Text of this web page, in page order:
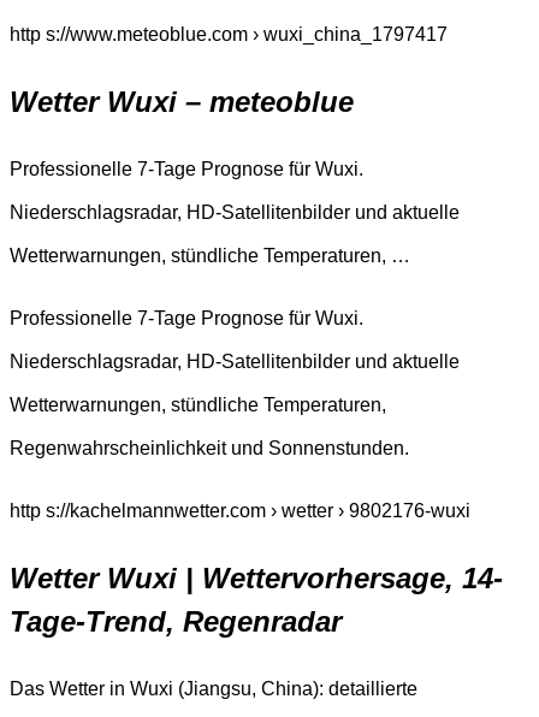
http s://www.meteoblue.com › wuxi_china_1797417
Wetter Wuxi – meteoblue
Professionelle 7-Tage Prognose für Wuxi.
Niederschlagsradar, HD-Satellitenbilder und aktuelle
Wetterwarnungen, stündliche Temperaturen, …
Professionelle 7-Tage Prognose für Wuxi.
Niederschlagsradar, HD-Satellitenbilder und aktuelle
Wetterwarnungen, stündliche Temperaturen,
Regenwahrscheinlichkeit und Sonnenstunden.
http s://kachelmannwetter.com › wetter › 9802176-wuxi
Wetter Wuxi | Wettervorhersage, 14-
Tage-Trend, Regenradar
Das Wetter in Wuxi (Jiangsu, China): detaillierte